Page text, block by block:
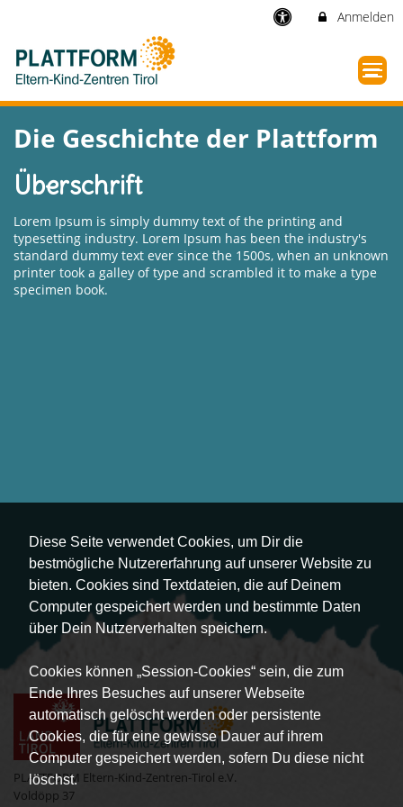
Diese Seite verwendet Cookies, um Dir die
bestmögliche Nutzererfahrung auf unserer Website zu
bieten. Cookies sind Textdateien, die auf Deinem
Computer gespeichert werden und bestimmte Daten
über Dein Nutzerverhalten speichern.
Cookies können „Session-Cookies“ sein, die zum
Ende Ihres Besuches auf unserer Webseite
automatisch gelöscht werden oder persistente
Cookies, die für eine gewisse Dauer auf ihrem
Computer gespeichert werden, sofern Du diese nicht
löschst.
Anmelden
Die Geschichte der Plattform
Überschrift
Lorem Ipsum is simply dummy text of the printing and
typesetting industry. Lorem Ipsum has been the industry's
standard dummy text ever since the 1500s, when an unknown
printer took a galley of type and scrambled it to make a type
specimen book.
PLATTFORM Eltern-Kind-Zentren-Tirol e.V.
Voldöpp 37